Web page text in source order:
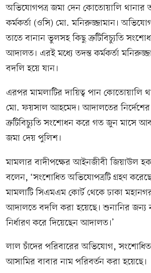
অভিযোগপত্র জমা দেন কোতোয়ালি থানার
কর্মকর্তা (ওসি) মো. মনিরুজ্জামান।
তাতে বানান ভুলসহ কিছু ত্রুটিবিচ্যুতি
আদালত। এরই মধ্যে তদন্ত কর্মকর্তা
বদলি হয়ে যান।
এরপর মামলাটির দায়িত্ব পান কোতোয়ালি
মো. ফয়সাল আহমেদ। আদালতের
ত্রুটিবিচ্যুতি সংশোধন করে গত জুন মাসে
জমা দেয় পুলিশ।
মামলার বাদীপক্ষের আইনজীবী জিয়াউল
বলেন, ‘সংশোধিত অভিযোপত্রটি গ্রহণ
মামলাটি সিএমএম কোর্ট থেকে ঢাকা
আদালতে বদলি করা হয়েছে। শুনানির জন্য
নির্ধারণ করে দিয়েছেন আদালত।’
লাল চাঁদের পরিবারের অভিযোগ,
আসামির বাবার নাম পরিবর্তন করা হয়েছে।